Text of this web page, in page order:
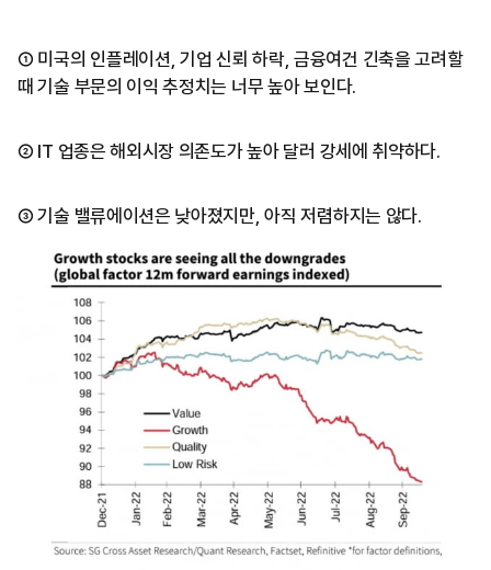
① 미국의 인플레이션, 기업 신뢰 하락, 금융여건 긴축을 고려할
때 기술 부문의 이익 추정치는 너무 높아 보인다.
② IT 업종은 해외시장 의존도가 높아 달러 강세에 취약하다.
③ 기술 밸류에이션은 낮아졌지만, 아직 저렴하지는 않다.